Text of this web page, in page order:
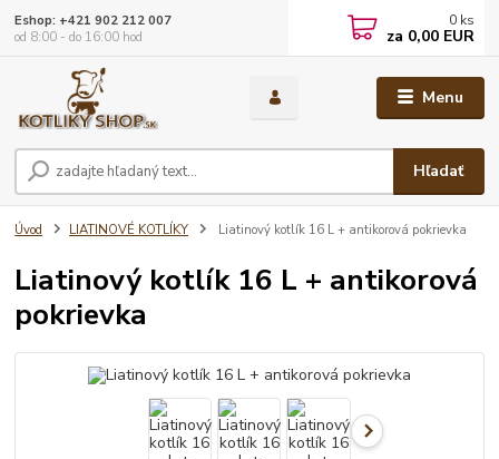
Menu
Hľadať
Eshop: +421 902 212 007
od 8:00 - do 16:00 hod
0 ks
za 0,00 EUR
Úvod LIATINOVÉ KOTLÍKY Liatinový kotlík 16 L + antikorová pokrievka
Liatinový kotlík 16 L + antikorová
pokrievka